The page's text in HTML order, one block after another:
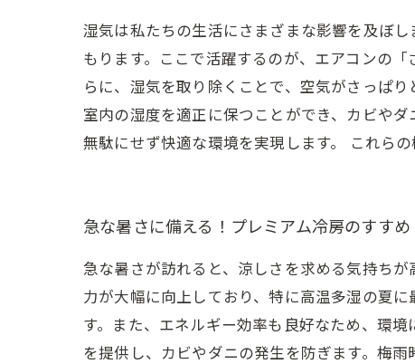
湿気は私たちの生活にさまざまな影響を及ぼ
もります。ここで活躍するのが、エアコンの
らに、湿気を取り除くことで、空気がさっぱ
室内の湿度を適正に保つことができ、カビや
無駄にせず快適な環境を実現します。 これら
急な暑さに備える！プレミアム冷房のすすめ
急な暑さが訪れると、涼しさを求める気持ち
力が大幅に向上しており、特に高温多湿の夏
す。また、エネルギー効率も良好なため、環
を提供し、カビやダニの発生を防ぎます。梅